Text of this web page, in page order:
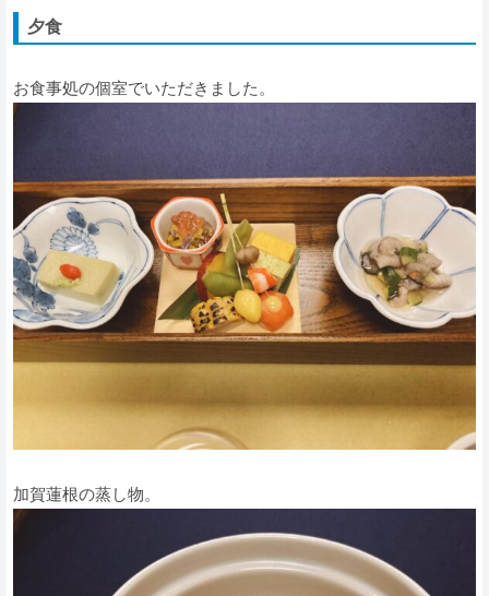
夕食
お食事処の個室でいただきました。
加賀蓮根の蒸し物。